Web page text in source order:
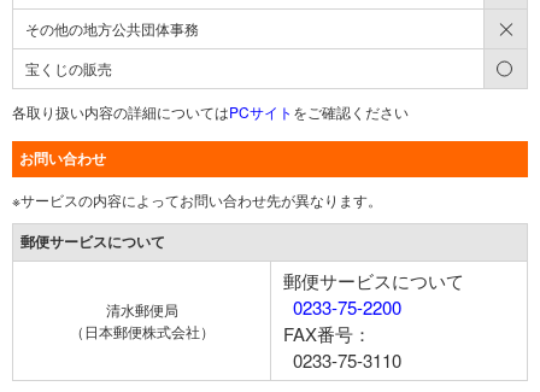
その他の地方公共団体事務
宝くじの販売
各取り扱い内容の詳細についてはPCサイト をご確認ください
お問い合わせ
※サービスの内容によってお問い合わせ先が異なります。
郵便サービスについて
清水郵便局
（日本郵便株式会社）
郵便サービスについて
0233-75-2200
FAX番号：
0233-75-3110